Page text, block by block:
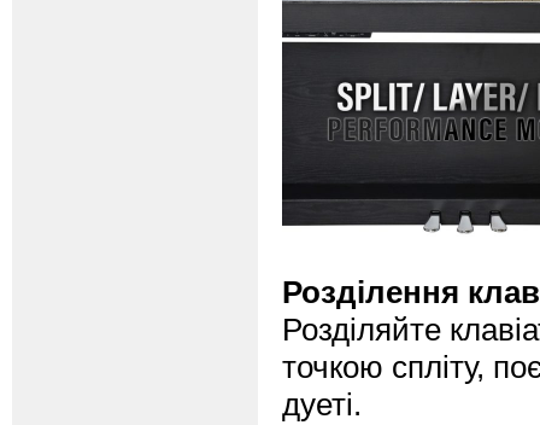
Розділення
Розділяйте
точкою спліту,
дуеті.